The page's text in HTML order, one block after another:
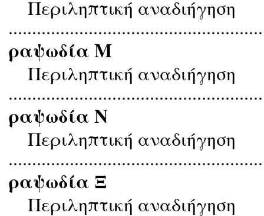
Περιληπτική αναδιήγηση
ραψωδία Μ
Περιληπτική αναδιήγηση
ραψωδία Ν
Περιληπτική αναδιήγηση
ραψωδία Ξ
Περιληπτική αναδιήγηση